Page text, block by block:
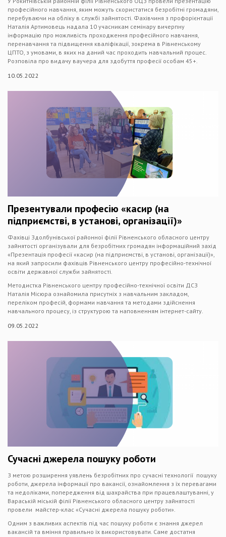
професійного навчання, яким можуть скористатися безробітні громадяни,
перебуваючи на обліку в службі зайнятості. Фахівчиня з профорієнтації
Наталія Артимовець надала 10 учасникам семінару вичерпну
інформацію про можливість проходження професійного навчання,
перенавчання та підвищення кваліфікації, зокрема в Рівненському
ЦПТО, з умовами, в яких на даний час проходить навчальний процес.
Розповіла про видачу ваучера для здобуття професії особам 45+.
10.05.2022
Презентували професію «касир (на
підприємстві, в установі, організації)»
Фахівці Здолбунівської районної філії Рівненського обласного центру
зайнятості організували для безробітних громадян інформаційний захід
«Презентація професії «касир (на підприємстві, в установі, організації)»,
на який запросили фахівців Рівненського центру професійно-технічної
освіти державної служби зайнятості.
Методистка Рівненського центру професійно-технічної освіти ДСЗ
Наталія Місюра ознайомила присутніх з навчальним закладом,
переліком професій, формами навчання та методами здійснення
навчального процесу, із структурою та наповненням інтернет-сайту.
09.05.2022
Сучасні джерела пошуку роботи
З метою розширення уявлень безробітних про сучасні технології пошуку
роботи, джерела інформації про вакансії, ознайомлення з їх перевагами
та недоліками, попередження від шахрайства при працевлаштуванні, у
Вараській міській філії Рівненського обласного центру зайнятості
провели майстер-клас «Сучасні джерела пошуку роботи».
Одним з важливих аспектів під час пошуку роботи є знання джерел
вакансій та вміння правильно їх використовувати. Саме достатня